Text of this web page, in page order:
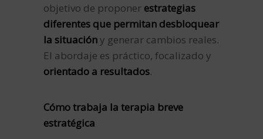
objetivo de proponer estrategias
diferentes que permitan desbloquear
la situacióny generar cambios reales.
El abordaje es práctico, focalizado y
orientado a resultados.
Cómo trabaja la terapia breve
estratégica